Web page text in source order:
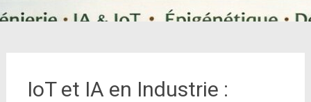
IoT et IA en Industrie :